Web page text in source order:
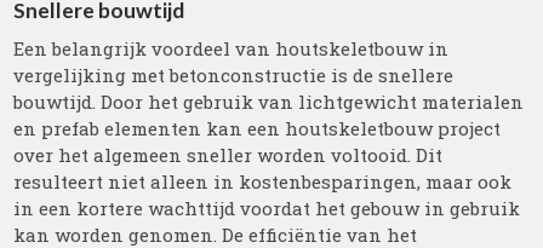
Snellere bouwtijd
Een belangrijk voordeel van houtskeletbouw in
vergelijking met betonconstructie is de snellere
bouwtijd. Door het gebruik van lichtgewicht materialen
en prefab elementen kan een houtskeletbouw project
over het algemeen sneller worden voltooid. Dit
resulteert niet alleen in kostenbesparingen, maar ook
in een kortere wachttijd voordat het gebouw in gebruik
kan worden genomen. De efficiëntie van het